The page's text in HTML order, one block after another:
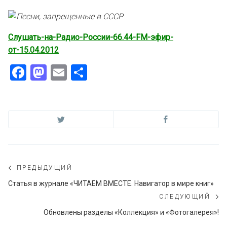
Слушать-на-Радио-России-66.44-FM-эфир-
от-15.04.2012
Facebook
Mastodon
Email
Навигация
по
ПРЕДЫДУЩИЙ
Предыдущий
Статья в журнале «ЧИТАЕМ ВМЕСТЕ. Навигатор в мире книг»
СЛЕДУЮЩИЙ
Обновлены разделы «Коллекция» и «Фотогалерея»!